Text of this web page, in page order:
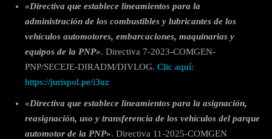
«Directiva que establece lineamientos para la
administración de los combustibles y lubricantes de los
vehículos automotores, embarcaciones, maquinarias y
equipos de la PNP». Directiva 7-2023-COMGEN-
PNP/SECEJE-DIRADM/DIVLOG. Clic aquí:
https://jurispol.pe/i3uz
«Directiva que establece lineamientos para la asignación,
reasignación, uso y transferencia de los vehículos del parque
automotor de la PNP». Directiva 11-2025-COMGEN